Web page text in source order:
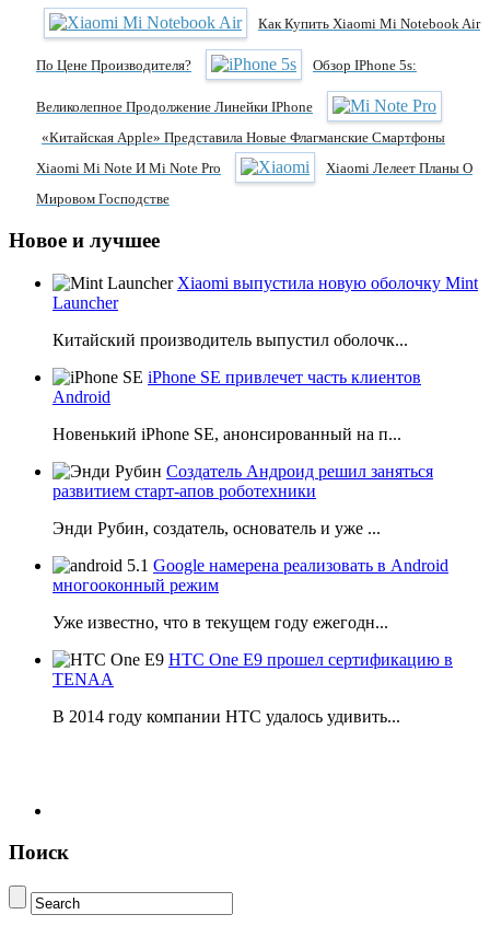
Как Купить Xiaomi Mi Notebook Air
По Цене Производителя? Обзор IPhone 5s:
Великолепное Продолжение Линейки IPhone
«Китайская Apple» Представила Новые Флагманские Смартфоны
Xiaomi Mi Note И Mi Note Pro
Xiaomi Лелеет Планы О
Мировом Господстве
Новое и лучшее
Xiaomi выпустила новую оболочку Mint
Launcher
Китайский производитель выпустил оболочк...
iPhone SE привлечет часть клиентов
Android
Новенький iPhone SE, анонсированный на п...
Создатель Андроид решил заняться
развитием старт-апов роботехники
Энди Рубин, создатель, основатель и уже ...
Google намерена реализовать в Android
многооконный режим
Уже известно, что в текущем году ежегодн...
HTC One E9 прошел сертификацию в
TENAA
В 2014 году компании НТС удалось удивить...
Поиск